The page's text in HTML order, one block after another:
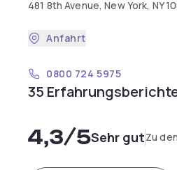
481 8th Avenue, New York, NY
Anfahrt
0800 724 5975
35
4,3/5Sehr gutZu